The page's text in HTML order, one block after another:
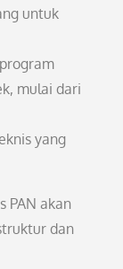
untuk
mulai dari
yang
PAN akan
dan